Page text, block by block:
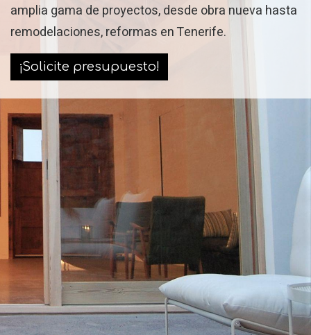
amplia gama de proyectos, desde obra nueva hasta
remodelaciones, reformas en Tenerife.
¡Solicite presupuesto!